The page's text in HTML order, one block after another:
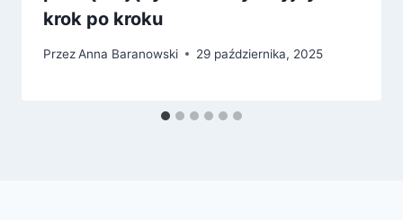
krok po kroku
PrzezAnna Baranowski 29 października, 2025